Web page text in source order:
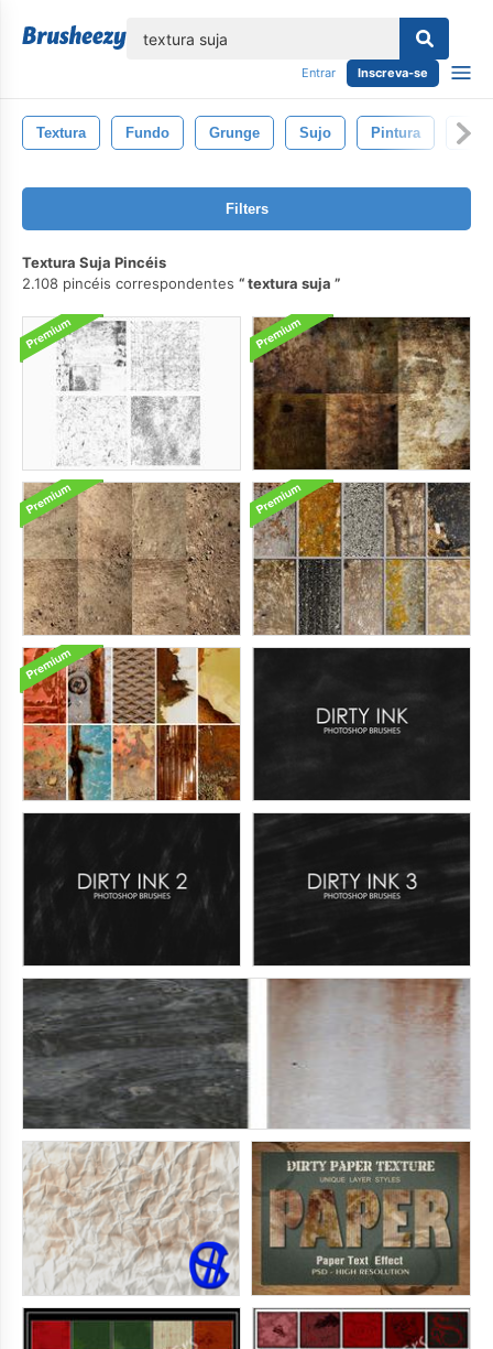
Entrar Inscreva-se
Textura Fundo Grunge Sujo Pintura
Filters
Textura Suja Pincéis
2.108 pincéis correspondentes
textura suja